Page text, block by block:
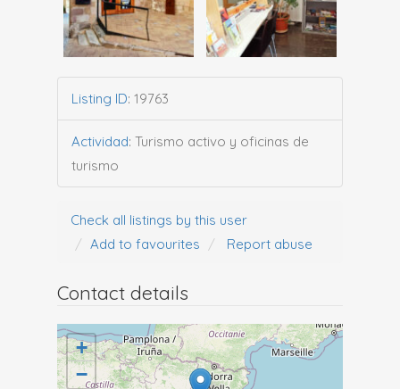
Listing ID: 19763
Actividad: Turismo activo y oficinas de
turismo
Check all listings by this user
Add to favourites
Report abuse
Contact details
+
−